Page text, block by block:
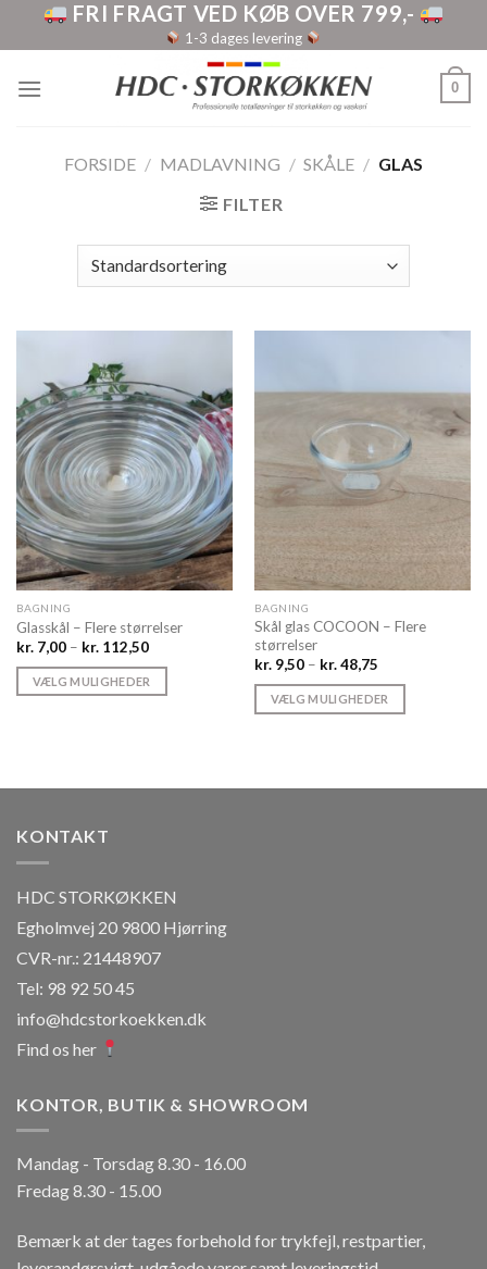
FRI FRAGT VED KØB OVER 799,-
1-3 dages levering
0
FORSIDE / MADLAVNING / SKÅLE / GLAS
FILTER
BAGNING
Glasskål – Flere størrelser
kr.7,00 – kr.112,50Prisinterval:
til
kr. 112,50
VÆLG MULIGHEDER
kan
vælges
på
BAGNING
Skål glas COCOON – Flere
størrelser
kr.9,50 – kr.48,75Prisinterval:
til
kr. 48,75
VÆLG MULIGHEDER
flere
KONTAKT
HDC STORKØKKEN
Egholmvej 20 9800 Hjørring
CVR-nr.: 21448907
Tel: 98 92 50 45
info@hdcstorkoekken.dk
Find os her
KONTOR, BUTIK & SHOWROOM
Mandag - Torsdag 8.30 - 16.00
Fredag 8.30 - 15.00
Bemærk at der tages forbehold for trykfejl, restpartier,